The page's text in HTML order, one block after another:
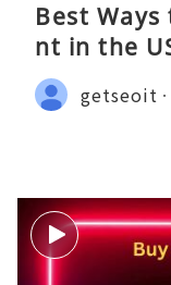
Best
nt in the
getseoit